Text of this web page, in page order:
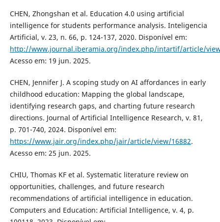
CHEN, Zhongshan et al. Education 4.0 using artificial
intelligence for students performance analysis. Inteligencia
Artificial, v. 23, n. 66, p. 124-137, 2020. Disponível em:
http://www.journal.iberamia.org/index.php/intartif/article/
Acesso em: 19 jun. 2025.
CHEN, Jennifer J. A scoping study on AI affordances in early
childhood education: Mapping the global landscape,
identifying research gaps, and charting future research
directions. Journal of Artificial Intelligence Research, v. 81,
p. 701-740, 2024. Disponível em:
https://www.jair.org/index.php/jair/article/view/16882.
Acesso em: 25 jun. 2025.
CHIU, Thomas KF et al. Systematic literature review on
opportunities, challenges, and future research
recommendations of artificial intelligence in education.
Computers and Education: Artificial Intelligence, v. 4, p.